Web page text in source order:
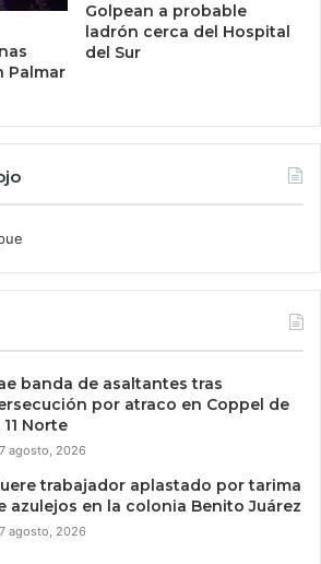
Palmar
Golpean a probable
ladrón cerca del Hospital
del Sur
banda de asaltantes tras
por atraco en Coppel de
11 Norte
7 agosto, 2026
trabajador aplastado por tarima
azulejos en la colonia Benito Juárez
7 agosto, 2026